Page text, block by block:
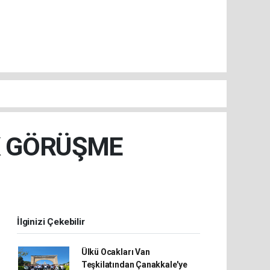
İlginizi Çekebilir
Ülkü Ocakları Van
Teşkilatından Çanakkale'ye